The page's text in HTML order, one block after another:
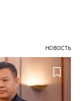
НОВОСТЬ